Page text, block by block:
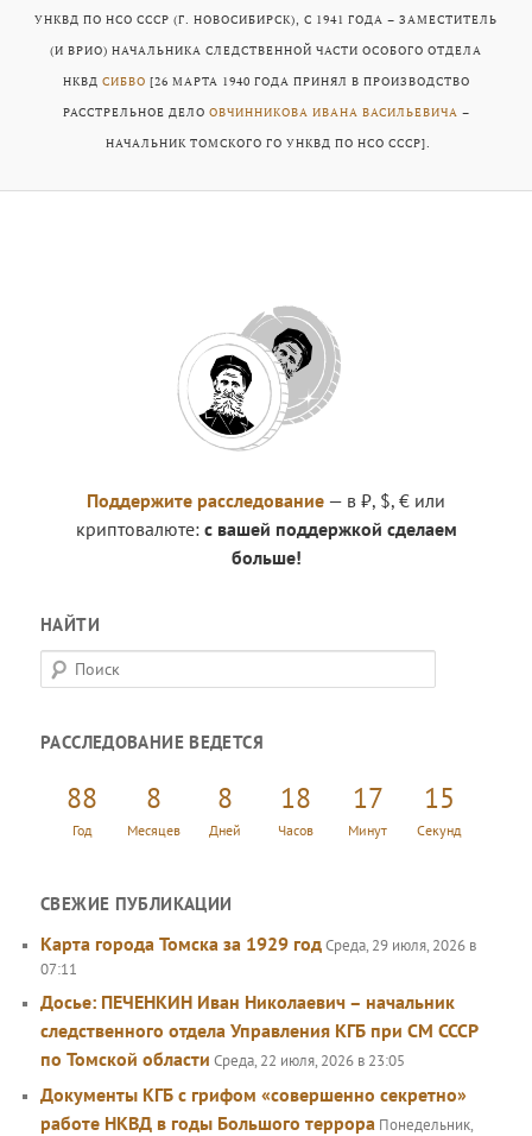
УНКВД ПО НСО СССР (Г. НОВОСИБИРСК), С 1941 ГОДА – ЗАМЕСТИТЕЛЬ
(И ВРИО) НАЧАЛЬНИКА СЛЕДСТВЕННОЙ ЧАСТИ ОСОБОГО ОТДЕЛА
НКВД СИБВО [26 МАРТА 1940 ГОДА ПРИНЯЛ В ПРОИЗВОДСТВО
РАССТРЕЛЬНОЕ ДЕЛО ОВЧИННИКОВА ИВАНА ВАСИЛЬЕВИЧА –
НАЧАЛЬНИК ТОМСКОГО ГО УНКВД ПО НСО СССР].
Поддержите расследование — в ₽, $, € или
криптовалюте: с вашей поддержкой сделаем
больше!
НАЙТИ
П
о
с
РАССЛЕДОВАНИЕ ВЕДЕТСЯ
88
Год
8
Месяцев
8
Дней
18
Часов
17
Минут
16
Секунд
СВЕЖИЕ ПУБЛИКАЦИИ
Карта города Томска за 1929 годСреда, 29 июля, 2026 в
07:11
Досье: ПЕЧЕНКИН Иван Николаевич – начальник
следственного отдела Управления КГБ при СМ СССР
по Томской области Среда, 22 июля, 2026 в 23:05
Документы КГБ с грифом «совершенно секретно»
работе НКВД в годы Большого террора Понедельник,